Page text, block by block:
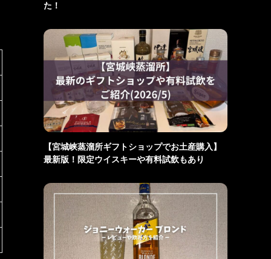
た！
【宮城峡蒸溜所ギフトショップでお土産購入】
最新版！限定ウイスキーや有料試飲もあり